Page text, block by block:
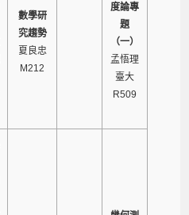
數學研
究趨勢
夏良忠
M212
度論專
題
（一）
孟悟理
臺大
R509